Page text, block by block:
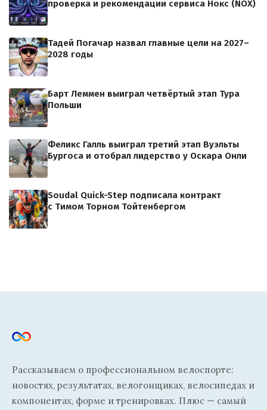
проверка и рекомендации сервиса Нокс (NOX)
Тадей Погачар назвал главные цели на 2027–
2028 годы
Барт Леммен выиграл четвёртый этап Тура
Польши
Феликс Галль выиграл третий этап Вуэльты
Бургоса и отобрал лидерство у Оскара Онли
Soudal Quick-Step подписала контракт
с Тимом Торном Тойтенбергом
Рассказываем о профессиональном велоспорте:
новостях, результатах, велогонщиках, велосипедах и
компонентах, форме и тренировках. Плюс — самый